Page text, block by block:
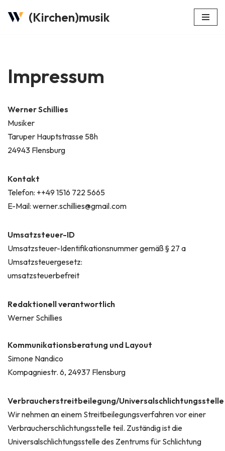
(Kirchen)musik
Impressum
Werner Schillies
Musiker
Taruper Hauptstrasse 58h
24943 Flensburg
Kontakt
Telefon: ++49 1516 722 5665
E-Mail: werner.schillies@gmail.com
Umsatzsteuer-ID
Umsatzsteuer-Identifikationsnummer gemäß § 27 a
Umsatzsteuergesetz:
umsatzsteuerbefreit
Redaktionell verantwortlich
Werner Schillies
Kommunikationsberatung und Layout
Simone Nandico
Kompagniestr. 6, 24937 Flensburg
Verbraucherstreitbeilegung/Universalschlichtungsstelle
Wir nehmen an einem Streitbeilegungsverfahren vor einer
Verbraucherschlichtungsstelle teil. Zuständig ist die
Universalschlichtungsstelle des Zentrums für Schlichtung